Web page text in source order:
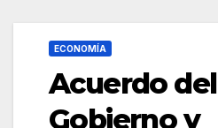
ECONOMÍA
Acuerdo del
Gobierno y